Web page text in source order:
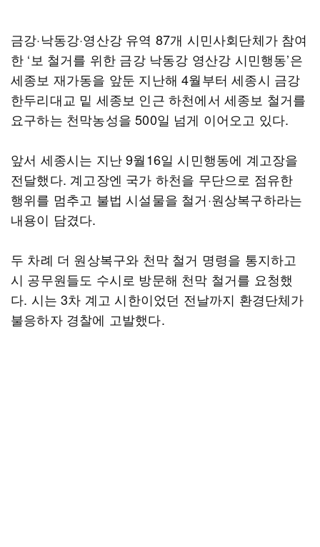
금강·낙동강·영산강 유역 87개 시민사회단체가 참여
한 ‘보 철거를 위한 금강 낙동강 영산강 시민행동’은
세종보 재가동을 앞둔 지난해 4월부터 세종시 금강
한두리대교 밑 세종보 인근 하천에서 세종보 철거를
요구하는 천막농성을 500일 넘게 이어오고 있다.
앞서 세종시는 지난 9월16일 시민행동에 계고장을
전달했다. 계고장엔 국가 하천을 무단으로 점유한
행위를 멈추고 불법 시설물을 철거·원상복구하라는
내용이 담겼다.
두 차례 더 원상복구와 천막 철거 명령을 통지하고
시 공무원들도 수시로 방문해 천막 철거를 요청했
다. 시는 3차 계고 시한이었던 전날까지 환경단체가
불응하자 경찰에 고발했다.